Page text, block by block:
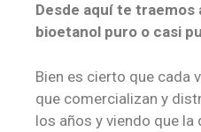
Desde aquí te traemos
bioetanol puro o casi
Bien es cierto que cada
que comercializan y
los años y viendo que la